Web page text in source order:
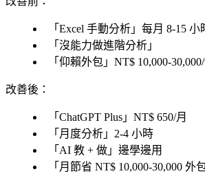
「 Excel 手動分析 」每月 8-15 小
「 沒能力做進階分析 」
「 仰賴外包 」NT$ 10,000-
改善後 ：
「 ChatGPT Plus 」NT$ 650/月
「 月度分析 」2-4 小時
「 AI 教 + 做 」邊學邊用
「 月節省 NT$ 10,000-30,000 外